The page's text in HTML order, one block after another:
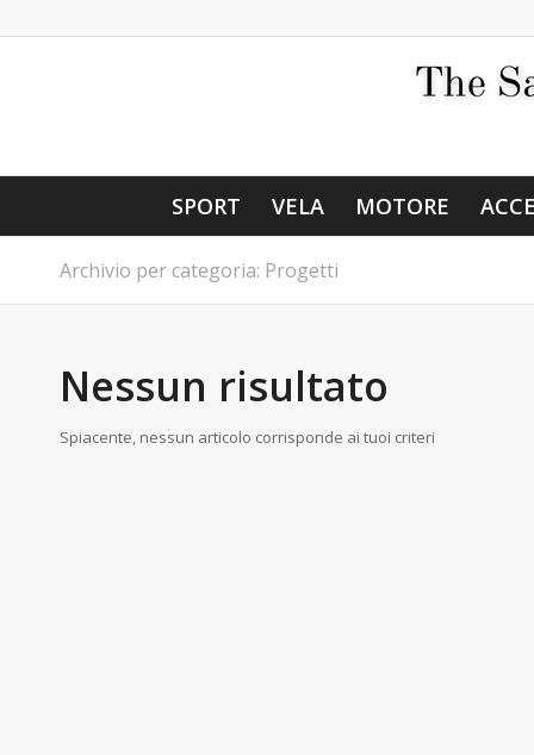
SPORT VELA MOTORE
Archivio per categoria: Progetti
Nessun risultato
Spiacente, nessun articolo corrisponde ai tuoi criteri